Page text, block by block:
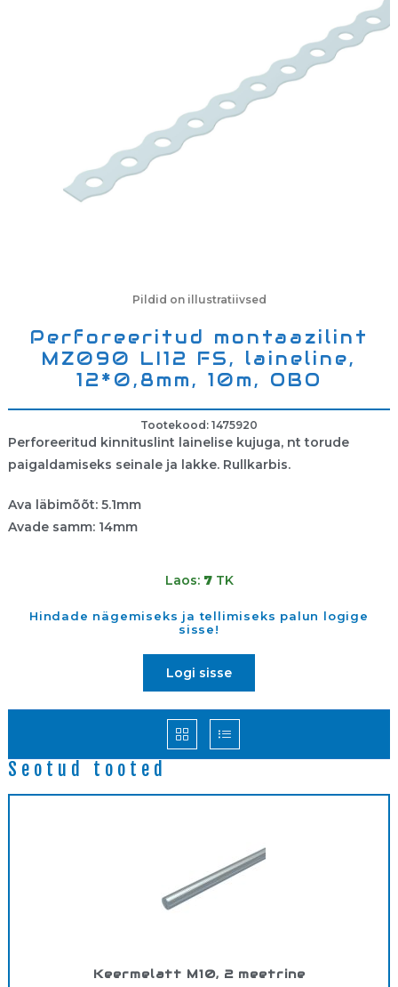
Perforeeritud montaazilint
MZ090 LI12 FS, laineline,
12*0,8mm, 10m, OBO
Tootekood: 1475920
Perforeeritud kinnituslint lainelise kujuga, nt torude
paigaldamiseks seinale ja lakke. Rullkarbis.
Ava läbimõõt: 5.1mm
Avade samm: 14mm
Laos: 7TK
Hindade nägemiseks ja tellimiseks palun logige
sisse!
Logi sisse
Pildid on illustratiivsed
Seotud tooted
Keermelatt M10, 2 meetrine